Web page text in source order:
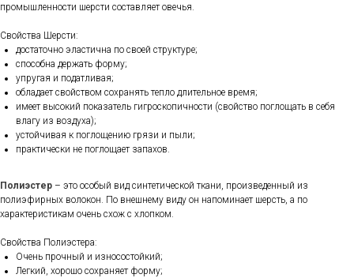
промышленности шерсти составляет овечья.
Свойства Шерсти:
достаточно эластична по своей структуре;
способна держать форму;
упругая и податливая;
обладает свойством сохранять тепло длительное время;
имеет высокий показатель гигроскопичности (свойство поглощать в себя
влагу из воздуха);
устойчивая к поглощению грязи и пыли;
практически не поглощает запахов.
Полиэстер – это особый вид синтетической ткани, произведенный из
полиэфирных волокон. По внешнему виду он напоминает шерсть, а по
характеристикам очень схож с хлопком.
Свойства Полиэстера:
Очень прочный и износостойкий;
Легкий, хорошо сохраняет форму;